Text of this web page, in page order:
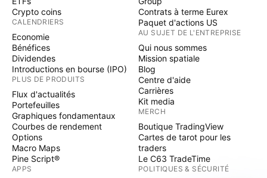
Crypto coins
CALENDRIERS
Economie
Bénéfices
Dividendes
Introductions en bourse (IPO)
PLUS DE PRODUITS
Flux d'actualités
Portefeuilles
Graphiques fondamentaux
Courbes de rendement
Options
Macro Maps
Pine Script®
APPS
Contrats à terme Eurex
Paquet d'actions US
AU SUJET DE L'ENTREPRISE
Qui nous sommes
Mission spatiale
Blog
Centre d'aide
Carrières
Kit media
MERCH
Boutique TradingView
Cartes de tarot pour les
traders
Le C63 TradeTime
POLITIQUES & SÉCURITÉ